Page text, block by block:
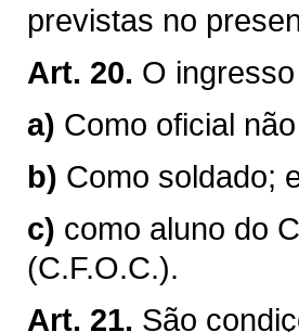
previstas no
Art. 20. O
a) Como oficial
b) Como soldado;
c) como aluno do
(C.F.O.C.).
Art. 21. São